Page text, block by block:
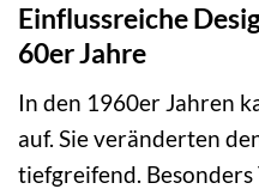
Einflussreiche
60er Jahre
In den 1960er Jahren
auf. Sie veränderten
tiefgreifend.